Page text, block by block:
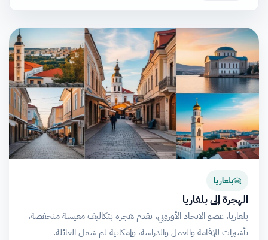
بلغاريا
الهجرة إلى بلغاريا
بلغاريا، عضو الاتحاد الأوروبي، تقدم هجرة بتكاليف معيشة منخفضة،
تأشيرات للإقامة والعمل والدراسة، وإمكانية لم شمل العائلة.